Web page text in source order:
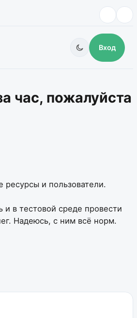
Вход
час, пожалуйста
и пользователи.
в тестовой среде провести
Надеюсь, с ним всё норм.